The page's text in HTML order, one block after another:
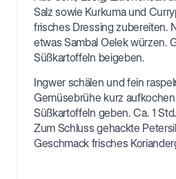
Salz sowie Kurkuma und
frisches Dressing zubereiten.
etwas Sambal Oelek würzen.
Süßkartoffeln beigeben.
Ingwer schälen und fein
Gemüsebrühe kurz
Süßkartoffeln geben. Ca. 1
Zum Schluss gehackte
Geschmack frisches